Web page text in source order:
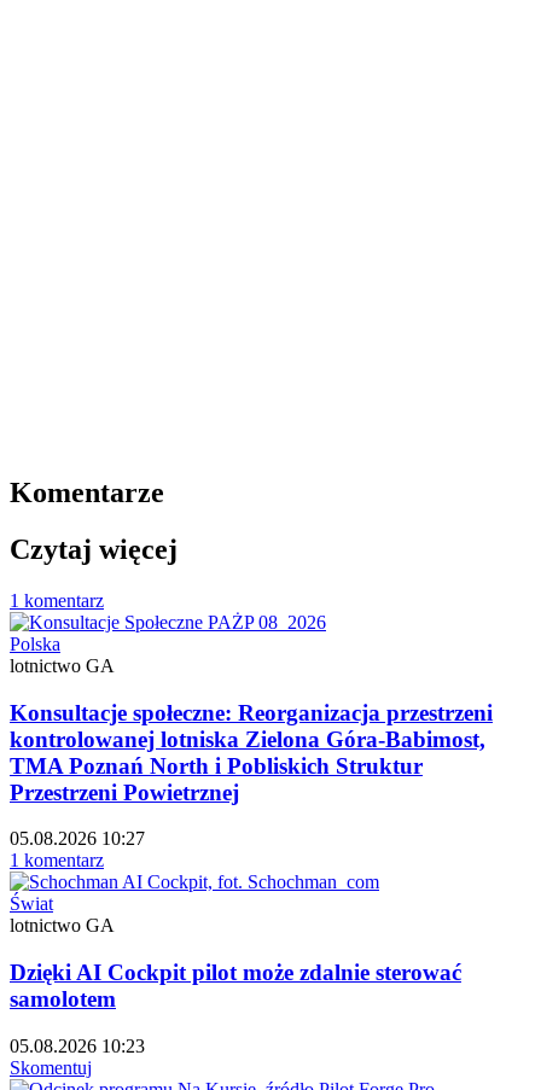
Komentarze
Czytaj więcej
1 komentarz
Polska
lotnictwo GA
Konsultacje społeczne: Reorganizacja przestrzeni
kontrolowanej lotniska Zielona Góra-Babimost,
TMA Poznań North i Pobliskich Struktur
Przestrzeni Powietrznej
05.08.2026 10:27
1 komentarz
Świat
lotnictwo GA
Dzięki AI Cockpit pilot może zdalnie sterować
samolotem
05.08.2026 10:23
Skomentuj